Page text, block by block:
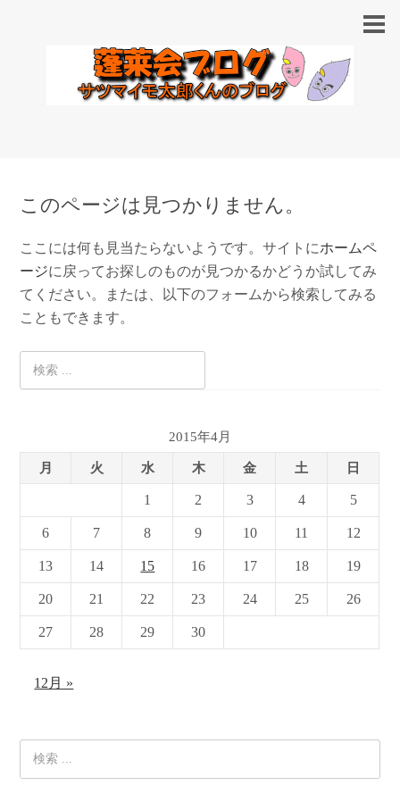
このページは見つかりません。
ここには何も見当たらないようです。サイトにホームペ
ージに戻ってお探しのものが見つかるかどうか試してみ
てください。または、以下のフォームから検索してみる
こともできます。
2015年4月
月 火 水 木 金 土 日
1 2 3 4 5
6 7 8 9 10 11 12
13 14 15 16 17 18 19
20 21 22 23 24 25 26
27 28 29 30
12月 »